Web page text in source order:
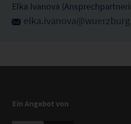
Elka Ivanova
Ein Angebot von